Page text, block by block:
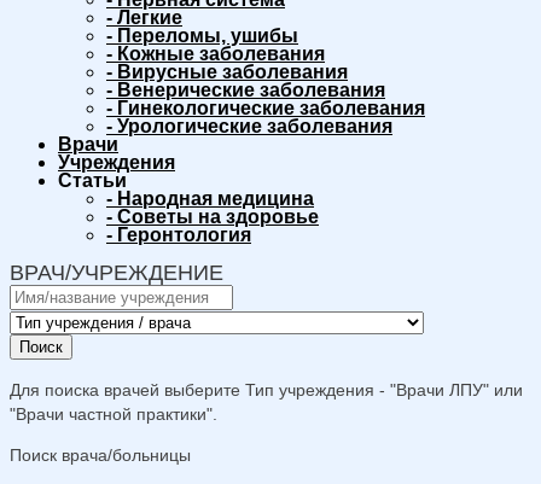
- Легкие
- Переломы, ушибы
- Кожные заболевания
- Вирусные заболевания
- Венерические заболевания
- Гинекологические заболевания
- Урологические заболевания
Врачи
Учреждения
Статьи
- Народная медицина
- Советы на здоровье
- Геронтология
ВРАЧ/УЧРЕЖДЕНИЕ
Поиск
Для поиска врачей выберите Тип учреждения - "Врачи ЛПУ" или
"Врачи частной практики".
Поиск врача/больницы